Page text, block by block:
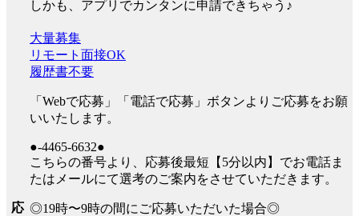
しかも、アプリでカンタンに申請できちゃう♪
応
大量募集
リモート面接OK
履歴書不要
「Webで応募」「電話で応募」ボタンよりご応募をお願
いいたします。
●-4465-6632●
こちらの番号より、応募後最短【5分以内】でお電話ま
たはメールにて選考のご案内をさせていただきます。
◎19時〜9時の間にご応募いただいた場合◎